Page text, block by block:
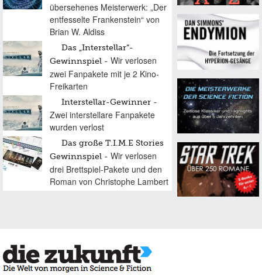
übersehenes Meisterwerk: „Der
entfesselte Frankenstein“ von
Brian W. Aldiss
Das „Interstellar“-
Gewinnspiel
Wir verlosen
zwei Fanpakete mit je 2 Kino-
Freikarten
Interstellar-Gewinner
Zwei interstellare Fanpakete
wurden verlost
Das große T.I.M.E Stories
Gewinnspiel
Wir verlosen
drei Brettspiel-Pakete und den
Roman von Christophe Lambert